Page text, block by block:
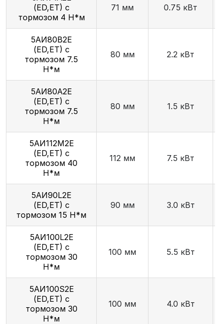
(ED,ET) с
тормозом 4 Н*м
71 мм 0.75 кВт
5АИ80В2E
(ED,ET) с
тормозом 7.5
Н*м
80 мм 2.2 кВт
5АИ80А2E
(ED,ET) с
тормозом 7.5
Н*м
80 мм 1.5 кВт
5АИ112М2E
(ED,ET) с
тормозом 40
Н*м
112 мм 7.5 кВт
5АИ90L2E
(ED,ET) с
тормозом 15 Н*м
90 мм 3.0 кВт
5АИ100L2E
(ED,ET) с
тормозом 30
Н*м
100 мм 5.5 кВт
5АИ100S2E
(ED,ET) с
тормозом 30
Н*м
100 мм 4.0 кВт